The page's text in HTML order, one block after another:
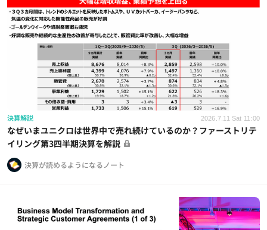
決算解説 2026.7.11 Sat 11:00
なぜいまユニクロは世界中で売れ続けているのか？ファーストリテ
イリング第3四半期決算を解説
決算が読めるようになるノート